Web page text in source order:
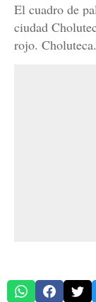
El cuadro de
ciudad
rojo.